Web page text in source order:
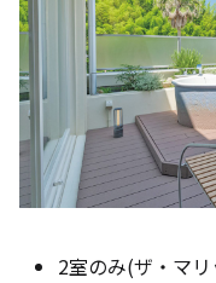
2室のみ(ザ・マ